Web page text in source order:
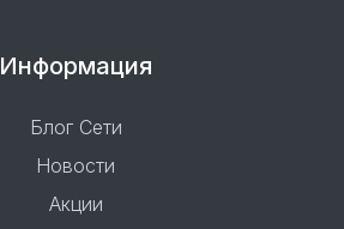
Информация
Блог Сети
Новости
Акции